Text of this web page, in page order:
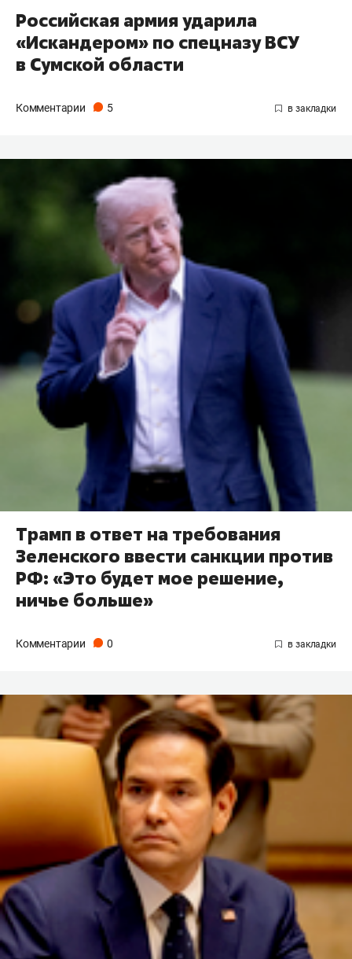
Российская армия ударила
«Искандером» по спецназу ВСУ
в Сумской области
Комментарии 5
Трамп в ответ на требования
Зеленского ввести санкции против
РФ: «Это будет мое решение,
ничье больше»
Комментарии 0